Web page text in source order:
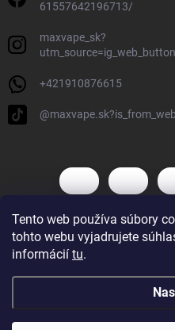
Tento web používa súbory
tohto webu vyjadrujete
informácií tu.
61557642196713/
maxvape_sk?
+421910876615
Copyright 2026Max